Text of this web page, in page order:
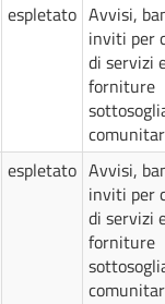
espletato Avvisi,
inviti per
di servizi
forniture
espletato Avvisi,
inviti per
di servizi
forniture